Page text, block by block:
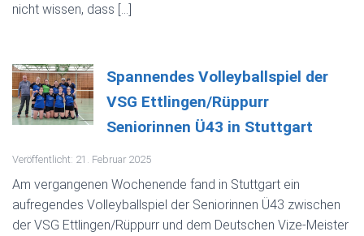
nicht wissen, dass […]
Spannendes Volleyballspiel der
VSG Ettlingen/Rüppurr
Seniorinnen Ü43 in Stuttgart
Veröffentlicht: 21. Februar 2025
Am vergangenen Wochenende fand in Stuttgart ein
aufregendes Volleyballspiel der Seniorinnen Ü43 zwischen
der VSG Ettlingen/Rüppurr und dem Deutschen Vize-Meister